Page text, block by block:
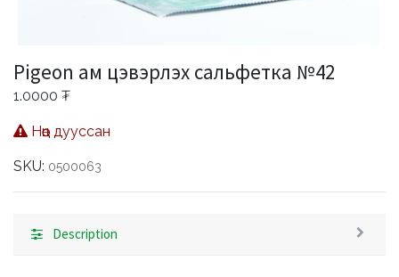
Pigeon ам цэвэрлэх сальфетка №42
1.0000 ₮
Нөөц дууссан
SKU: 0500063
Description